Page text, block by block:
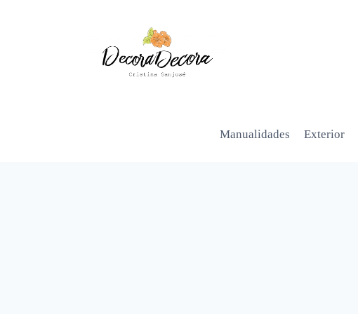
Manualidades Exterior